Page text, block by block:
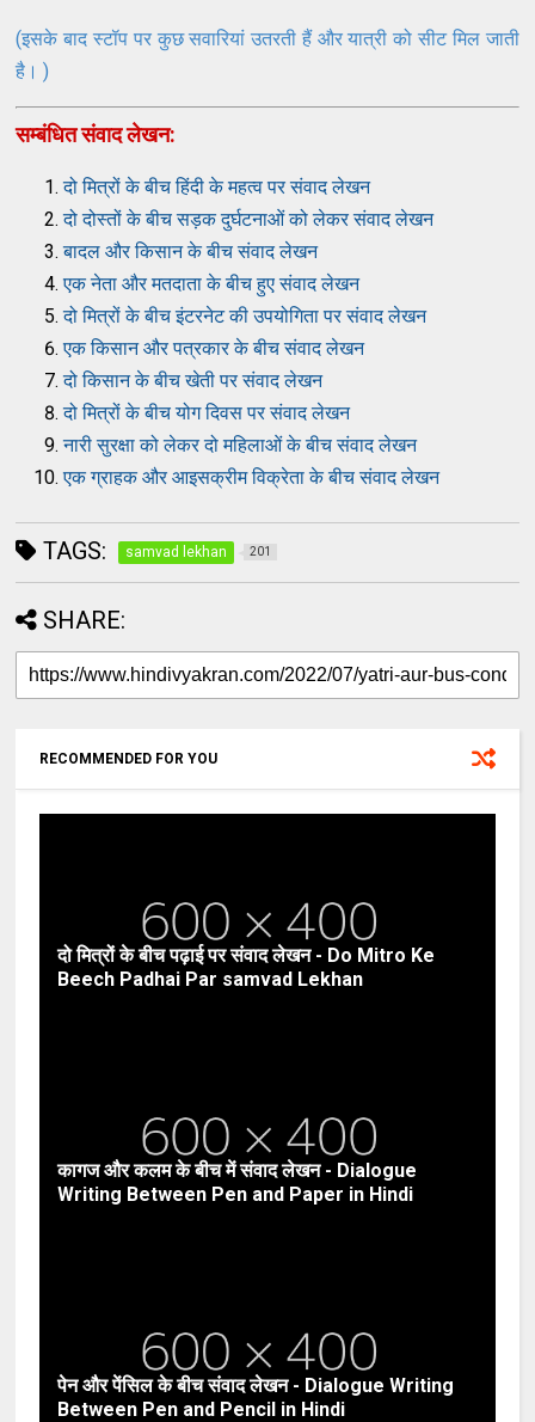
(इसके बाद स्टॉप पर कुछ सवारियां उतरती हैं और यात्री को सीट मिल जाती
है। )
सम्बंधित संवाद लेखन:
दो मित्रों के बीच हिंदी के महत्व पर संवाद लेखन
दो दोस्तों के बीच सड़क दुर्घटनाओं को लेकर संवाद लेखन
बादल और किसान के बीच संवाद लेखन
एक नेता और मतदाता के बीच हुए संवाद लेखन
दो मित्रों के बीच इंटरनेट की उपयोगिता पर संवाद लेखन
एक किसान और पत्रकार के बीच संवाद लेखन
दो किसान के बीच खेती पर संवाद लेखन
दो मित्रों के बीच योग दिवस पर संवाद लेखन
नारी सुरक्षा को लेकर दो महिलाओं के बीच संवाद लेखन
एक ग्राहक और आइसक्रीम विक्रेता के बीच संवाद लेखन
TAGS: samvad lekhan 201
SHARE:
RECOMMENDED FOR YOU
दो मित्रों के बीच पढ़ाई पर संवाद लेखन - Do Mitro Ke
Beech Padhai Par samvad Lekhan
कागज और कलम के बीच में संवाद लेखन - Dialogue
Writing Between Pen and Paper in Hindi
पेन और पेंसिल के बीच संवाद लेखन - Dialogue Writing
Between Pen and Pencil in Hindi